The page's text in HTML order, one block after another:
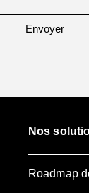
Envoyer
Nos
Roadmap